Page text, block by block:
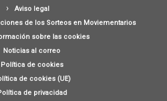
Aviso legal
de los Sorteos en Moviementarios
sobre las cookies
Noticias al correo
Política de cookies
de cookies (UE)
de privacidad